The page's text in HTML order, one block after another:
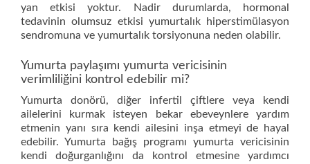
yan etkisi yoktur. Nadir durumlarda, hormonal
tedavinin olumsuz etkisi yumurtalık hiperstimülasyon
sendromuna ve yumurtalık torsiyonuna neden olabilir.
Yumurta paylaşımı yumurta vericisinin
verimliliğini kontrol edebilir mi?
Yumurta donörü, diğer infertil çiftlere veya kendi
ailelerini kurmak isteyen bekar ebeveynlere yardım
etmenin yanı sıra kendi ailesini inşa etmeyi de hayal
edebilir. Yumurta bağış programı yumurta vericisinin
kendi doğurganlığını da kontrol etmesine yardımcı